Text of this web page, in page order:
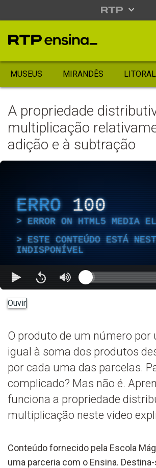
MUSEUS MIRANDÊS LITORAL
A propriedade
multiplicação
adição e à subtração
ERRO 100
ERROR ON HTML5 MEDIA
ESTE CONTEÚDO ESTÁ
INDISPONÍVEL
Ouvir
O produto de um número por
igual à soma dos produtos
por cada uma das parcelas.
complicado? Mas não é.
funciona a propriedade
multiplicação neste vídeo
Conteúdo fornecido pela Escola
uma parceria com o Ensina.